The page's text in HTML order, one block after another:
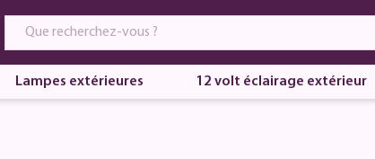
Lampes extérieures 12 volt éclairage extérieur